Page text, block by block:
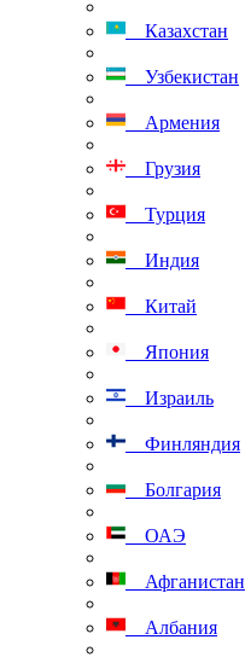
Казахстан
Узбекистан
Армения
Грузия
Турция
Индия
Китай
Япония
Израиль
Финляндия
Болгария
ОАЭ
Афганистан
Албания